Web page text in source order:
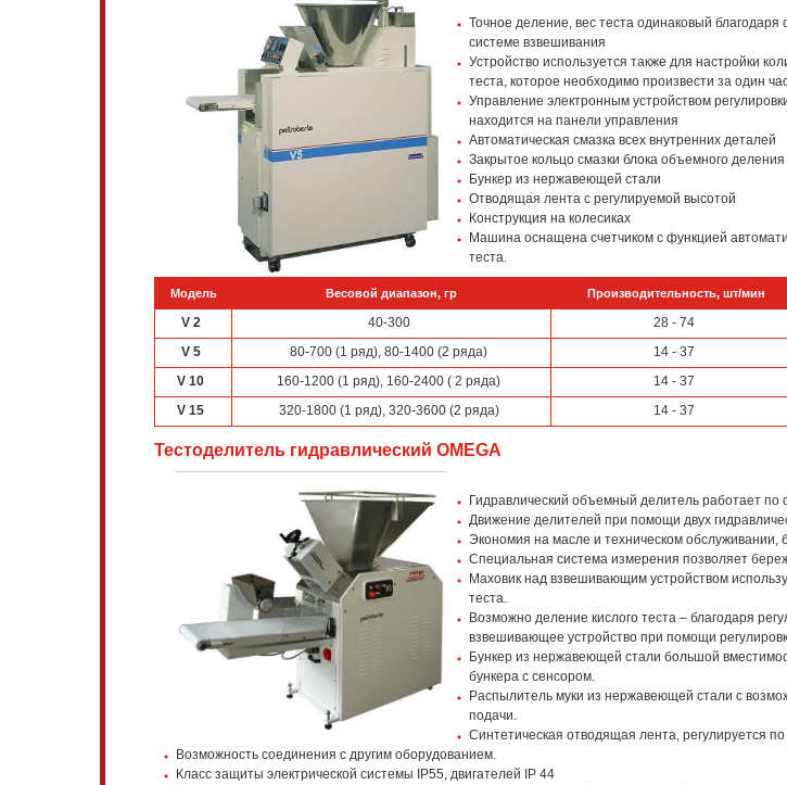
Точное деление, вес теста одинаковый благодаря
системе взвешивания
Устройство используется также для настройки
теста, которое необходимо произвести за один
Управление электронным устройством
находится на панели управления
Автоматическая смазка всех внутренних деталей
Закрытое кольцо смазки блока объемного деления
Бункер из нержавеющей стали
Отводящая лента с регулируемой высотой
Конструкция на колесиках
Машина оснащена счетчиком с функцией
теста.
Модель Весовой диапазон, гр Производительность, шт/мин
V 2 40-300 28 - 74
V 5
80-700 (1 ряд), 80-1400 (2 ряда) 14 - 37
V 10
160-1200 (1 ряд), 160-2400 ( 2 ряда) 14 - 37
V 15
320-1800 (1 ряд), 320-3600 (2 ряда) 14 - 37
Тестоделитель гидравлический OMEGA
Гидравлический объемный делитель работает по
Движение делителей при помощи двух
Экономия на масле и техническом обслуживании,
Специальная система измерения позволяет
Маховик над взвешивающим устройством
теста.
Возможно деление кислого теста – благодаря
взвешивающее устройство при помощи
Бункер из нержавеющей стали большой
бункера с сенсором.
Распылитель муки из нержавеющей стали с
подачи.
Синтетическая отводящая лента, регулируется
Возможность соединения с другим оборудованием.
Класс защиты электрической системы IP55, двигателей IP 44